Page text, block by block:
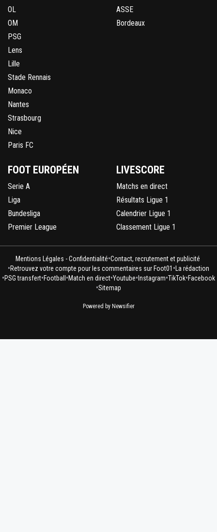
OL
OM
PSG
Lens
Lille
Stade Rennais
Monaco
Nantes
Strasbourg
Nice
Paris FC
ASSE
Bordeaux
FOOT EUROPÉEN
Serie A
Liga
Bundesliga
Premier League
LIVESCORE
Matchs en direct
Résultats Ligue 1
Calendrier Ligue 1
Classement Ligue 1
Mentions Légales - Confidentialité•Contact, recrutement et publicité
•Retrouvez votre compte pour les commentaires sur Foot01 •La rédaction
•PSG transfert•Football •Match en direct•Youtube• Instagram•TikTok•Facebook
•Sitemap
Powered by Newsifier